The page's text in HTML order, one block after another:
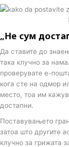
„Не сум
Да ставите до
така клучно за
проверувате е-
кога сте на одмор
место, тоа им
достапни.
Поставувањето
затоа што другите
клучно за грижата